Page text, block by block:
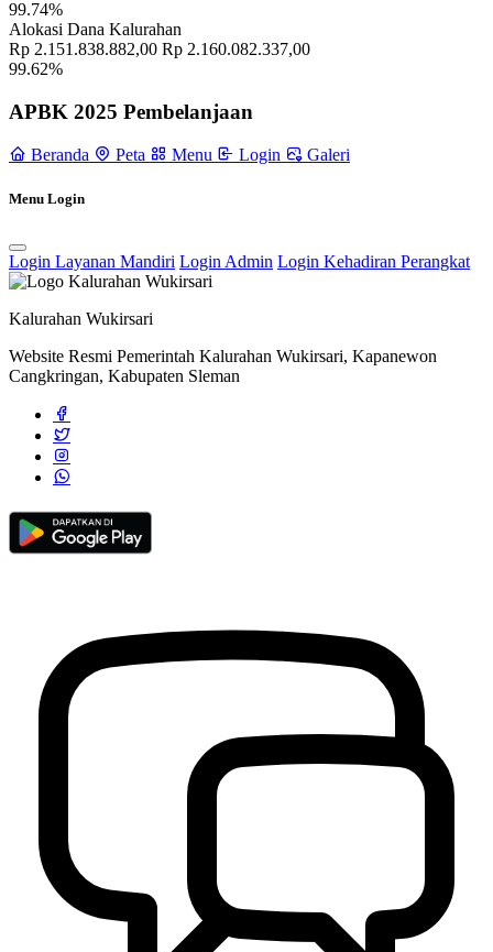
Pemerintah Kalurahan Wukirsari Gelar Rapat Penyerahan Raperkal
RAPBKal Tahun Anggaran 2024
Pertemuan Dukuh se-Kalurahan Wukirsari Membahas Isu
Burung Hantu Dusun Cancangan 11 Agustus 2022
Pertemuan Tribina Padukuhan Bulaksalak Di Hutan Bambu.
Profil Lurah 17 November 2021
99.74%
Alokasi Dana Kalurahan
Rp 2.151.838.882,00 Rp 2.160.082.337,00
99.62%
APBK 2025 Pembelanjaan
Beranda Peta Menu Login Galeri
Menu Login
Login Layanan Mandiri Login Admin Login Kehadiran Perangkat
Kalurahan Wukirsari
Website Resmi Pemerintah Kalurahan Wukirsari, Kapanewon
Cangkringan, Kabupaten Sleman